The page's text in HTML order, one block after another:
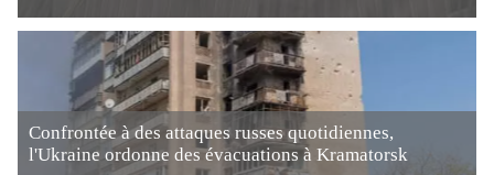
Confrontée à des attaques russes quotidiennes,
l'Ukraine ordonne des évacuations à Kramatorsk